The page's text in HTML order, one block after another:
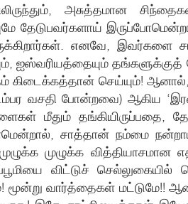
அசுத்தமான
தேடுபவர்களாய்
எனவே, இவர்களை
ஐஸ்வரியத்தையும்
கிடைக்கத்தான் செய்யும்! ஆனால்,
வசதி போன்றவை) ஆகிய
மீதும் தங்கியிருப்பதை,
சாத்தான் நம்மை
முழுக்க வித்தியாசமான
விட்டுச்
மூன்று வார்த்தைகள் மட்டுமே!!